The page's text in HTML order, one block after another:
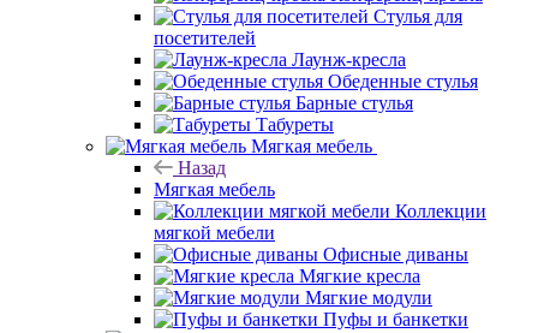
Стулья для
посетителей
Лаунж-кресла
Обеденные стулья
Барные стулья
Табуреты
Мягкая мебель
Назад
Мягкая мебель
Коллекции
мягкой мебели
Офисные диваны
Мягкие кресла
Мягкие модули
Пуфы и банкетки